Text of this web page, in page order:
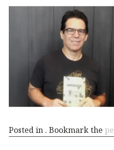
Posted in . Bookmark the